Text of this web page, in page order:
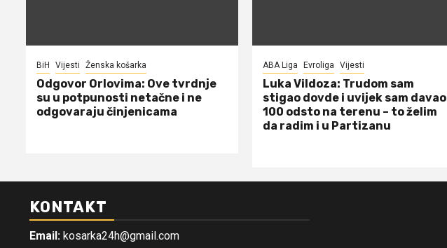
BiH Vijesti Ženska košarka
Odgovor Orlovima: ​Ove tvrdnje
su u potpunosti netačne i ne
odgovaraju činjenicama
ABA Liga Evroliga Vijesti
Luka Vildoza: Trudom sam
stigao dovde i uvijek sam davao
100 odsto na terenu – to želim
da radim i u Partizanu
KONTAKT
Email: kosarka24h@gmail.com